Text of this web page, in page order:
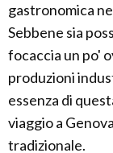
gastronomica
Sebbene sia
focaccia un po'
produzioni
essenza di
viaggio a
tradizionale.